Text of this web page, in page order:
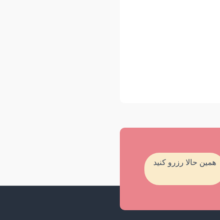
همین حالا رزرو کنید